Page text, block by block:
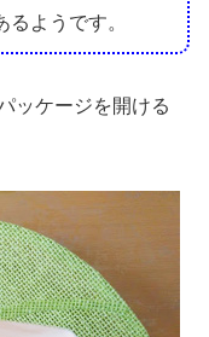
ようです。
ッケージを開ける